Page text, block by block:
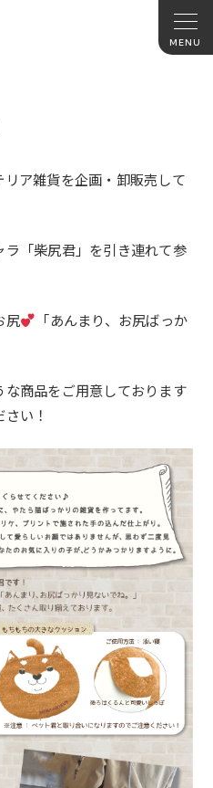
ア雑貨を企画・卸販売して
「柴尻君」を引き連れて参
尻
「あんまり、お尻ばっか
商品をご用意しております
い！